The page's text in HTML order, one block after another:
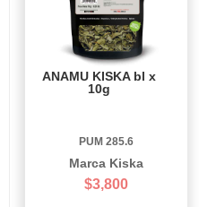
ANAMU KISKA bl x
10g
PUM 285.6
Marca Kiska
$3,800